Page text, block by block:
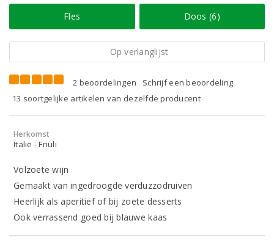
Fles Doos (6)
Op verlanglijst
2 beoordelingen
Schrijf een beoordeling
13 soortgelijke artikelen van dezelfde producent
Herkomst
Italië - Friuli
Volzoete wijn
Gemaakt van ingedroogde verduzzodruiven
Heerlijk als aperitief of bij zoete desserts
Ook verrassend goed bij blauwe kaas